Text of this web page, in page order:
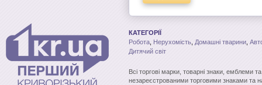
КАТЕГОРІЇ
Робота Нерухомість Домашні тварини
Дитячий світ
Всі торгові марки, товарні знаки, емблеми
незареєстрованими торговими знаками та